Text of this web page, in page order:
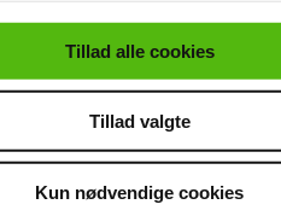
cookiepolitik.
Tillad alle cookies
Tillad valgte
Kun nødvendige cookies